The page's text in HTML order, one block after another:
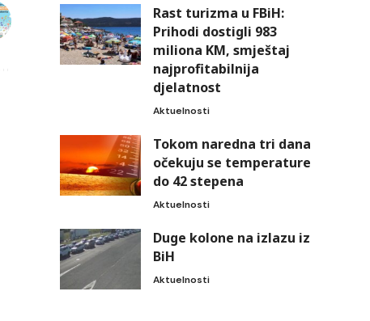
Rast turizma u FBiH:
Prihodi dostigli 983
miliona KM, smještaj
najprofitabilnija
djelatnost
Aktuelnosti
Tokom naredna tri dana
očekuju se temperature
do 42 stepena
Aktuelnosti
Duge kolone na izlazu iz
BiH
Aktuelnosti